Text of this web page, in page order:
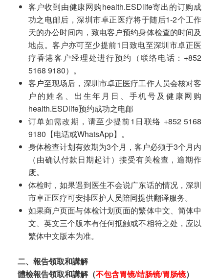
客户收到由健康网购health.ESDlife寄出的订购成
功之电邮后，深圳市卓正医疗将于随后1-2个工作
天的办公时间内，致电客户预约身体检查的时间及
地点。客户亦可至少提前1日致电至深圳市卓正医
疗香港客户经理处进行预约（联络电话：+852
5168 9180）。
客户至现场后，深圳市卓正医疗工作人员会核对客
户的姓名、出生年月日、手机号及健康网购
health.ESDlife预约成功之电邮
订单如需改期，请至少提前1日联络 +852 5168
9180【电话或WhatsApp】。
身体检查计划有效期为3个月，客户必须于3个月内
（由确认付款日期起计）接受有关检查，逾期作
废。
体检时，如果遇到医生不会说广东话的情况，深圳
市卓正医疗可安排医护人员陪同提供翻译服务。
如果商户页面与体检计划页面的繁体中文、简体中
文、英文三个版本有任何抵触或不相符之处，应以
繁体中文版本为准。
二、報告領取和講解
體檢報告領取和講解（不包含胃镜/结肠镜/胃肠镜）